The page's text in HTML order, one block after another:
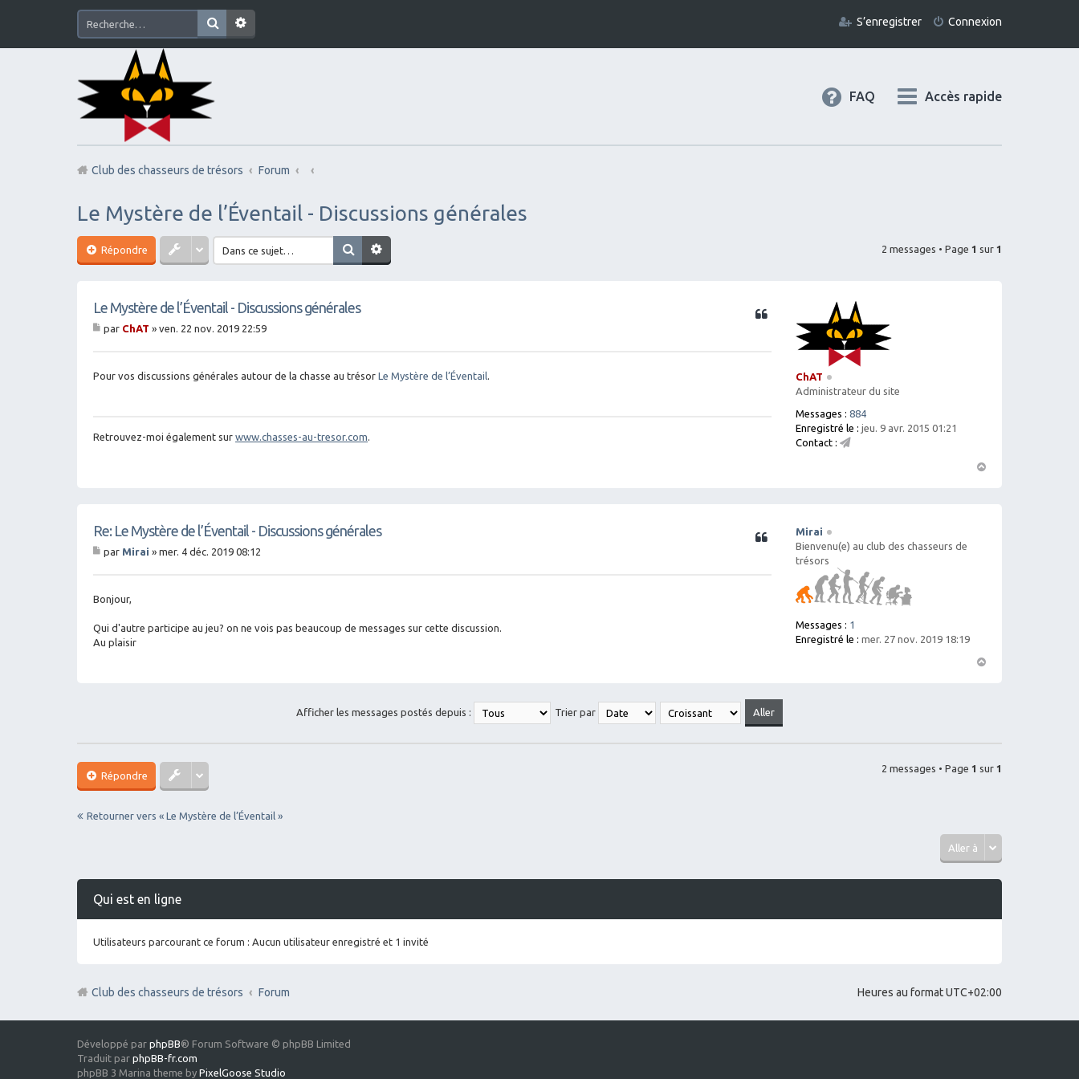
Connexion
S’enregistrer
Accès rapide
FAQ
Club des chasseurs de trésors Forum
Le Mystère de l’Éventail - Discussions générales
Répondre 2 messages • Page 1 sur 1
ChAT
Administrateur du site
Messages : 884
Enregistré le : jeu. 9 avr. 2015 01:21
Contact :
C
A
T
Le Mystère de l’Éventail - Discussions générales Citation
g
par ChAT » ven. 22 nov. 2019 22:59
Pour vos discussions générales autour de la chasse au trésor Le Mystère de l’Éventail
Retrouvez-moi également sur www.chasses-au-tresor.com.
Mirai
Bienvenu(e) au club des chasseurs de
trésors
Messages : 1
Enregistré le : mer. 27 nov. 2019 18:19
Re: Le Mystère de l’Éventail - Discussions générales Citation
g
par Mirai » mer. 4 déc. 2019 08:12
Bonjour,
Qui d'autre participe au jeu? on ne vois pas beaucoup de messages sur cette discussion.
Au plaisir
Afficher les messages postés depuis : Trier par
Répondre
2 messages • Page 1 sur 1
Retourner vers « Le Mystère de l’Éventail »
Aller à
Qui est en ligne
Utilisateurs parcourant ce forum : Aucun utilisateur enregistré et 1 invité
Heures au formatUTC+02:00
Club des chasseurs de trésors Forum
Développé par phpBB® Forum Software © phpBB Limited
Traduit par phpBB-fr.com
phpBB 3 Marina theme by PixelGoose Studio